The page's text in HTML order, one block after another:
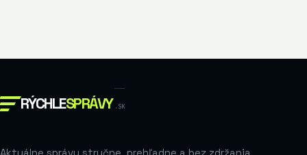
RÝCHLESPRÁVY .SK